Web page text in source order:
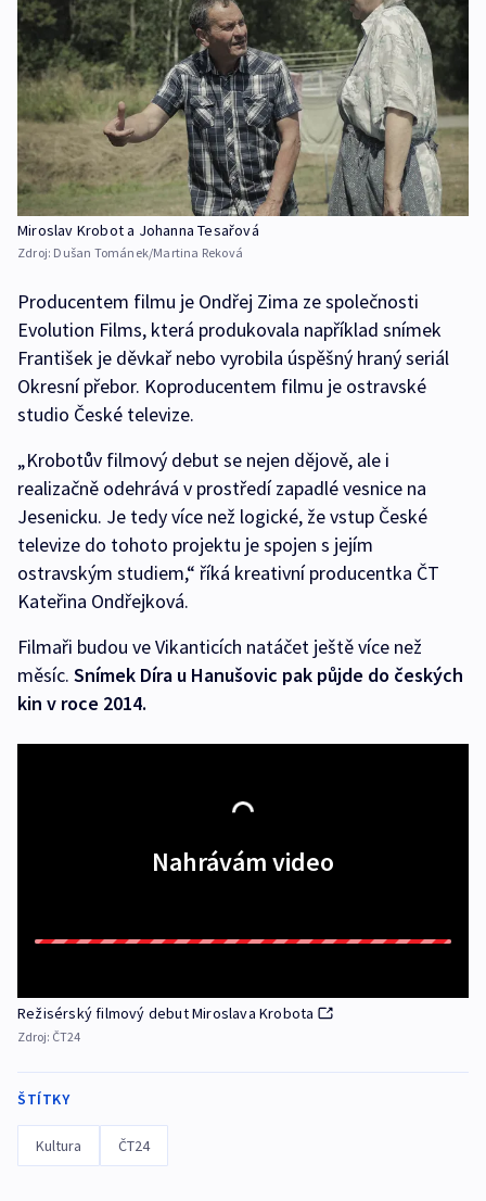
Miroslav Krobot a Johanna Tesařová
Zdroj: Dušan Tománek/Martina Reková
Producentem filmu je Ondřej Zima ze společnosti
Evolution Films, která produkovala například snímek
František je děvkař nebo vyrobila úspěšný hraný seriál
Okresní přebor. Koproducentem filmu je ostravské
studio České televize.
„Krobotův filmový debut se nejen dějově, ale i
realizačně odehrává v prostředí zapadlé vesnice na
Jesenicku. Je tedy více než logické, že vstup České
televize do tohoto projektu je spojen s jejím
ostravským studiem,“ říká kreativní producentka ČT
Kateřina Ondřejková.
Filmaři budou ve Vikanticích natáčet ještě více než
měsíc. Snímek Díra u Hanušovic pak půjde do českých
kin v roce 2014.
Nahrávám video
Režisérský filmový debut Miroslava Krobota
Zdroj: ČT24
ŠTÍTKY
Kultura ČT24